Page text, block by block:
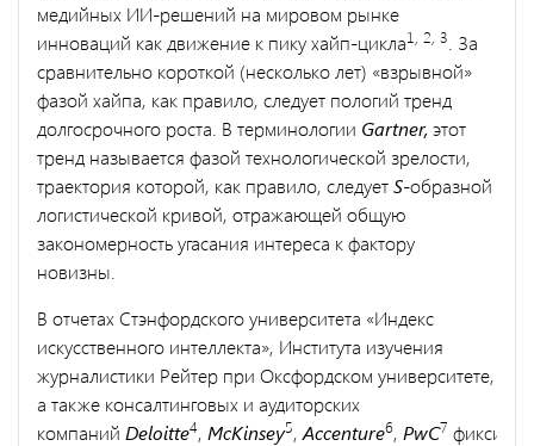
медийных ИИ-решений на мировом рынке
инноваций как движение к пику хайп-цикла1, 2, 3 . За
сравнительно короткой (несколько лет) «взрывной»
фазой хайпа, как правило, следует пологий тренд
долгосрочного роста. В терминологии Gartner, этот
тренд называется фазой технологической зрелости,
траектория которой, как правило, следуетS-образной
логистической кривой, отражающей общую
закономерность угасания интереса к фактору
новизны.
В отчетах Стэнфордского университета «Индекс
искусственного интеллекта», Института изучения
журналистики Рейтер при Оксфордском университете,
а также консалтинговых и аудиторских
компаний Deloitte4, McKinsey5, Accenture6, PwC7